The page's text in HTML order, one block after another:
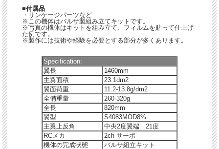
■付属品
・リンケージパーツなど
※この機体はバルサ製組み立てキットです。
※写真の機体はキットを組み立て、フィルムを貼って仕上げ
た例です。
※製作には技術や経験を必要とする部分が多くあります。
Specification:
翼長
1460mm
主翼面積
23.1dm2
翼面荷重
11.2-13.8g/dm2
全備重量
260-320g
全長
820mm
翼型
S4083MOD8%
主翼上反角
中央2度翼端 21度
RCメカ
2ch サーボ
機体の完成状態
バルサ組立キット